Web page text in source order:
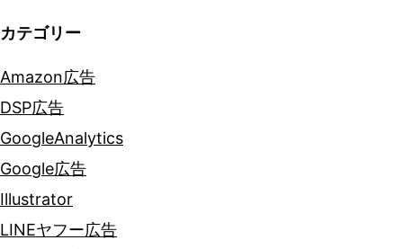
カテゴリー
Amazon広告
DSP広告
GoogleAnalytics
Google広告
Illustrator
LINEヤフー広告